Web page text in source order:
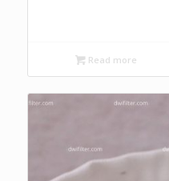
Read more